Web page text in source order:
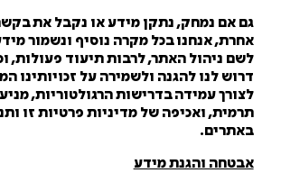
אם נמחק, נתקן מידע או נקבל את בקשתך
אנחנו בכל מקרה נוסיף ונשמור מידע
ניהול האתר, לרבות תיעוד פעולות, וכן
לנו להגנה ולשמירה על זכויותינו
עמידה בדרישות הרגולטוריות, מניעת
ואכיפה של מדיניות פרטיות זו ותנאי
והגנת מידע